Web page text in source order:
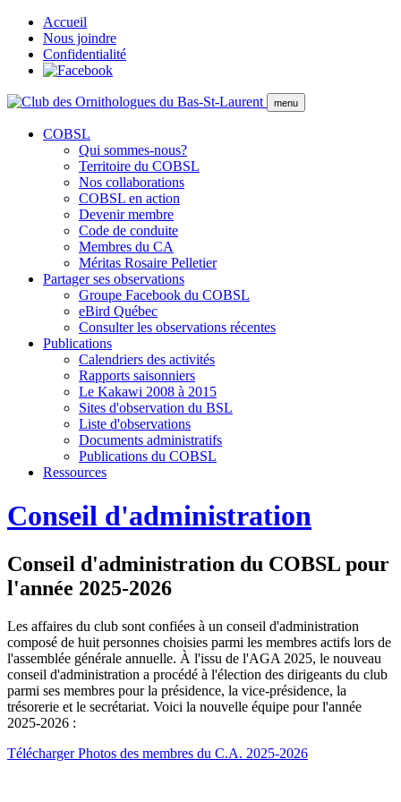
Accueil
Nous joindre
Confidentialité
menu
COBSL
Qui sommes-nous?
Territoire du COBSL
Nos collaborations
COBSL en action
Devenir membre
Code de conduite
Membres du CA
Méritas Rosaire Pelletier
Partager ses observations
Groupe Facebook du COBSL
eBird Québec
Consulter les observations récentes
Publications
Calendriers des activités
Rapports saisonniers
Le Kakawi 2008 à 2015
Sites d'observation du BSL
Liste d'observations
Documents administratifs
Publications du COBSL
Ressources
Conseil d'administration
Conseil d'administration du COBSL pour
l'année 2025-2026
Les affaires du club sont confiées à un conseil d'administration
composé de huit personnes choisies parmi les membres actifs lors de
l'assemblée générale annuelle. À l'issu de l'AGA 2025, le nouveau
conseil d'administration a procédé à l'élection des dirigeants du club
parmi ses membres pour la présidence, la vice-présidence, la
trésorerie et le secrétariat. Voici la nouvelle équipe pour l'année
2025-2026 :
Télécharger Photos des membres du C.A. 2025-2026